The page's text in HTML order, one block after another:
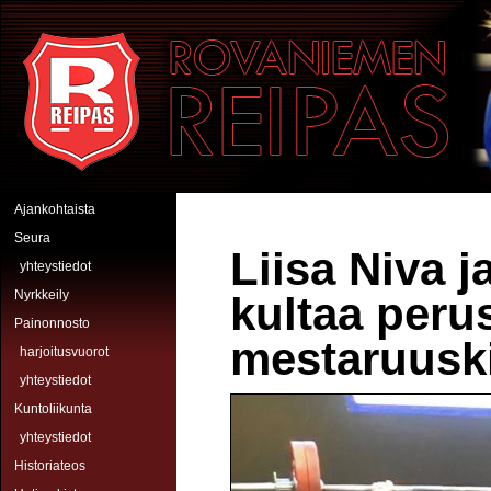
Hyppää pääsisältöön
Rovaniemen Reipas
Ajankohtaista
Seura
yhteystiedot
Nyrkkeily
Painonnosto
harjoitusvuorot
yhteystiedot
Kuntoliikunta
yhteystiedot
Historiateos
Liisa Niva
kultaa